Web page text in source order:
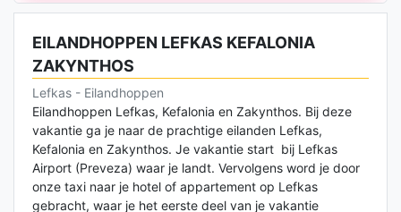
EILANDHOPPEN LEFKAS KEFALONIA
ZAKYNTHOS
Lefkas - Eilandhoppen
Eilandhoppen Lefkas, Kefalonia en Zakynthos. Bij deze
vakantie ga je naar de prachtige eilanden Lefkas,
Kefalonia en Zakynthos. Je vakantie start bij Lefkas
Airport (Preveza) waar je landt. Vervolgens word je door
onze taxi naar je hotel of appartement op Lefkas
gebracht, waar je het eerste deel van je vakantie